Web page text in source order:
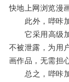
快地上网浏览漫
此外，哔咔加
它采用高级加
不被泄露，为用
画作品，无需担
总之，哔咔加